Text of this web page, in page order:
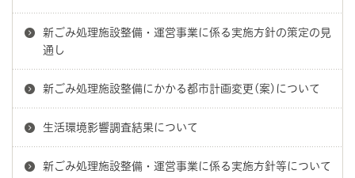
新ごみ処理施設整備・運営事業に係る実施方針の策定の見
通し
新ごみ処理施設整備にかかる都市計画変更(案)について
生活環境影響調査結果について
新ごみ処理施設整備・運営事業に係る実施方針等について